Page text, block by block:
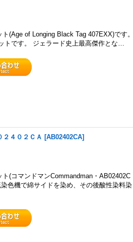
(Age of Longing Black Tag 407EXX)です。
トです。 ジェラード史上最高傑作とな…
４０２ＣＡ [AB02402CA]
(コマンドマンCommandman・AB02402C
色機で綿サイドを染め、その後酸性染料染